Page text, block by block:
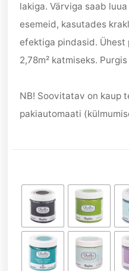
lakiga. Värviga saab
esemeid, kasutades
efektiga pindasid.
2,78m² katmiseks.
NB! Soovitatav on kaup
pakiautomaati